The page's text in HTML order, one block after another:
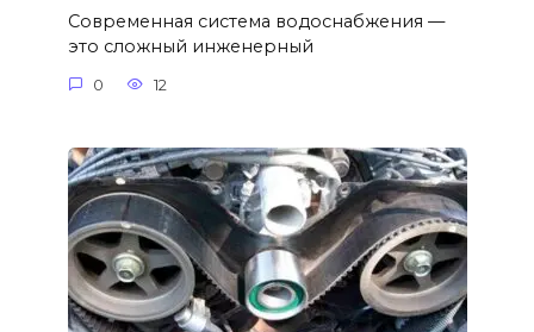
Современная система водоснабжения —
это сложный инженерный
0 12